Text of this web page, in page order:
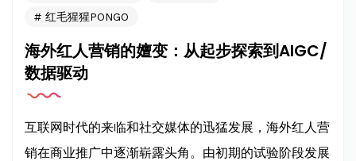
红毛猩猩PONGO
海外红人营销的嬗变：从起步探索到AIGC/
数据驱动
互联网时代的来临和社交媒体的迅猛发展，海外红人营
销在商业推广中逐渐崭露头角。由初期的试验阶段发展